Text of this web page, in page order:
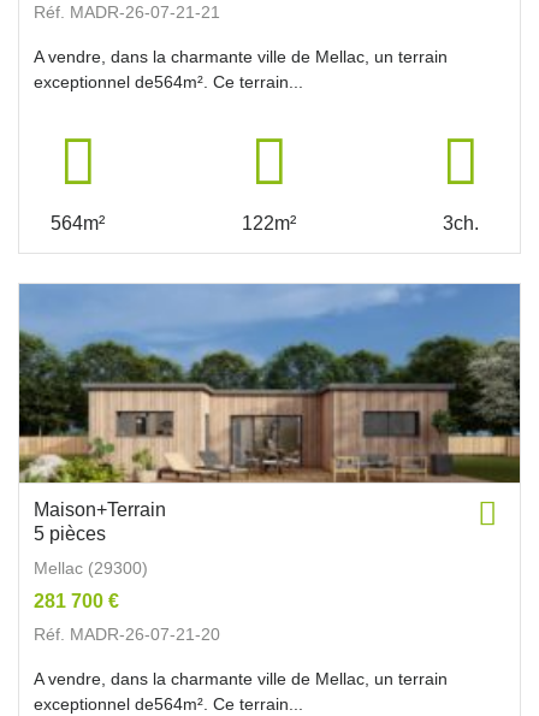
Réf. MADR-26-07-21-21
A vendre, dans la charmante ville de Mellac, un terrain
exceptionnel de564m². Ce terrain...
564m² 122m² 3ch.
Maison+Terrain
5 pièces
Mellac (29300)
281 700 €
Réf. MADR-26-07-21-20
A vendre, dans la charmante ville de Mellac, un terrain
exceptionnel de564m². Ce terrain...